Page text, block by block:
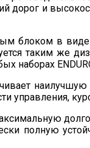
и
блоком в
таким же
наборах
полную